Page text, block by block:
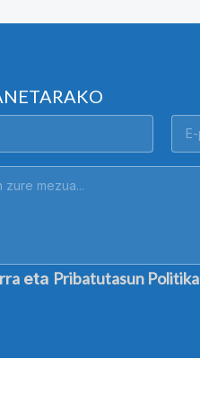
eta Pribatutasun Politika